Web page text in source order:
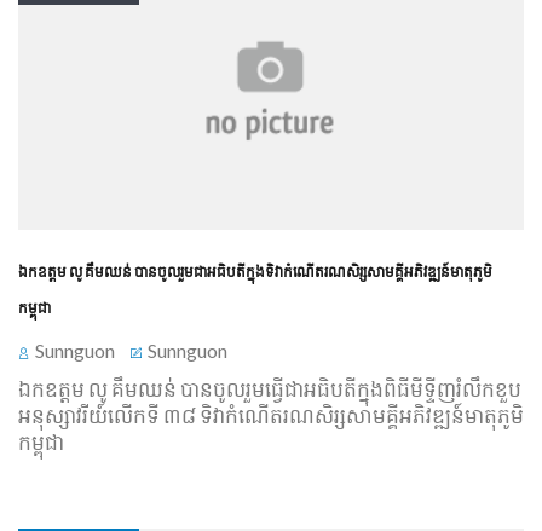
ឯកឧត្ដម លូ គឹមឈន់ បាន​ចូលរួម​ជា​អធិបតី​ក្នុងទិវា​កំណើត​រណសិរ្ស​សាមគ្គី​អភិវឌ្ឍន៍​មាតុភូមិ​
កម្ពុជា
Sunnguon Sunnguon
ឯកឧត្ដម លូ គឹមឈន់ បាន​ចូលរួម​ធ្វើជា​អធិបតី​ក្នុង​ពិធី​មី​ទ្ទី​ញ​រំលឹក​ខួប​
អនុស្សាវរីយ៍​លើក​ទី ៣៨ ទិវា​កំណើត​រណសិរ្ស​សាមគ្គី​អភិវឌ្ឍន៍​មាតុភូមិ​
កម្ពុជា